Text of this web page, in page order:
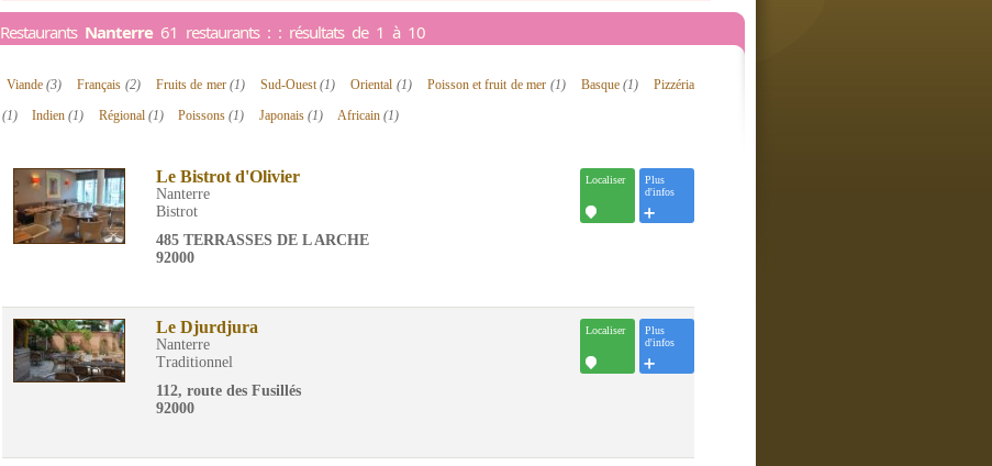
Restaurants Nanterre 61 restaurants : : résultats de 1 à 10
Viande(3) Français (2) Fruits de mer(1) Sud-Ouest(1) Oriental (1) Poisson et fruit de mer (1) Basque(1)
Pizzéria
(1)
Indien(1) Régional (1) Poissons(1) Japonais (1) Africain (1)
Le Bistrot d'Olivier
Nanterre
Bistrot
485 TERRASSES DE L ARCHE
92000
Plus
d'infos
Localiser
Le Djurdjura
Nanterre
Traditionnel
112, route des Fusillés
92000
Plus
d'infos
Localiser